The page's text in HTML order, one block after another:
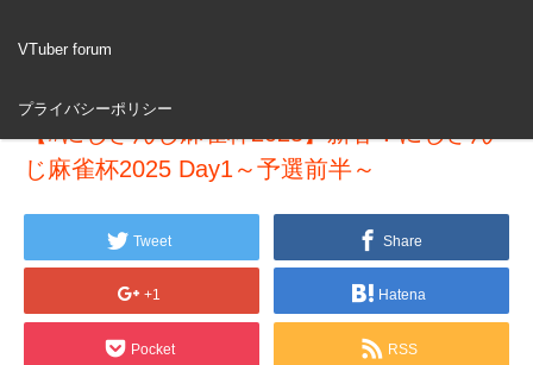
VTuber forum
プライバシーポリシー
【#にじさんじ麻雀杯2025】新春！にじさん
じ麻雀杯2025 Day1～予選前半～
Tweet Share
+1 Hatena
Pocket RSS